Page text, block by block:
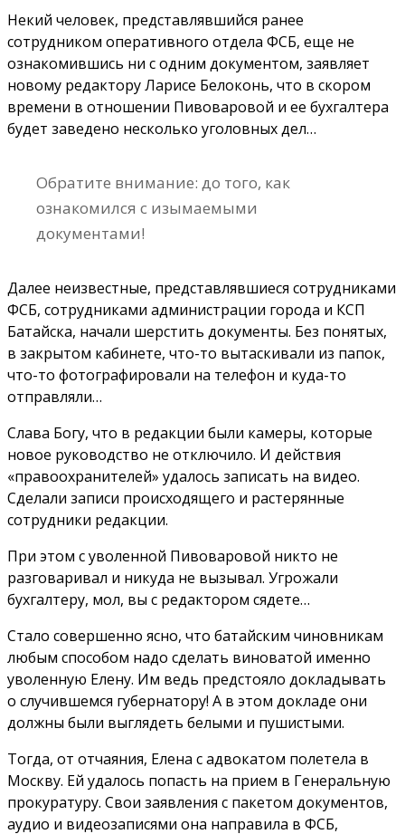
Некий человек, представлявшийся ранее
сотрудником оперативного отдела ФСБ, еще не
ознакомившись ни с одним документом, заявляет
новому редактору Ларисе Белоконь, что в скором
времени в отношении Пивоваровой и ее бухгалтера
будет заведено несколько уголовных дел…
Обратите внимание: до того, как
ознакомился с изымаемыми
документами!
Далее неизвестные, представлявшиеся сотрудниками
ФСБ, сотрудниками администрации города и КСП
Батайска, начали шерстить документы. Без понятых,
в закрытом кабинете, что-то вытаскивали из папок,
что-то фотографировали на телефон и куда-то
отправляли…
Слава Богу, что в редакции были камеры, которые
новое руководство не отключило. И действия
«правоохранителей» удалось записать на видео.
Сделали записи происходящего и растерянные
сотрудники редакции.
При этом с уволенной Пивоваровой никто не
разговаривал и никуда не вызывал. Угрожали
бухгалтеру, мол, вы с редактором сядете…
Стало совершенно ясно, что батайским чиновникам
любым способом надо сделать виноватой именно
уволенную Елену. Им ведь предстояло докладывать
о случившемся губернатору! А в этом докладе они
должны были выглядеть белыми и пушистыми.
Тогда, от отчаяния, Елена с адвокатом полетела в
Москву. Ей удалось попасть на прием в Генеральную
прокуратуру. Свои заявления с пакетом документов,
аудио и видеозаписями она направила в ФСБ,